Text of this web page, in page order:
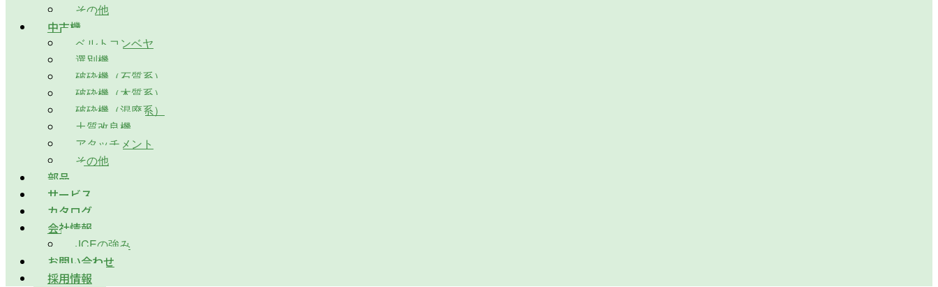
その他
中古機
ベルトコンベヤ
選別機
破砕機（石質系）
破砕機（木質系）
破砕機（混廃系）
土質改良機
アタッチメント
その他
部品
サービス
カタログ
会社情報
JCEの強み
お問い合わせ
採用情報